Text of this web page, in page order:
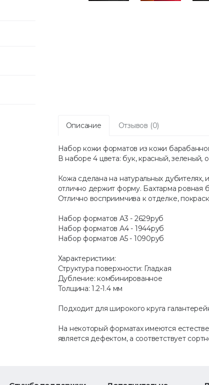
Описание Отзывов (0)
Набор кожи форматов из кожи
В наборе 4 цвета: бук, красный, зеленый,
Кожа сделана на натуральных
отлично держит форму. Бахтарма ровная
Отлично восприимчива к отделке,
Набор форматов А3 - 2629руб
Набор форматов А4 - 1944руб
Набор форматов А5 - 1090руб
Характеристики:
Структура поверхности: Гладкая
Дубление: комбинированное
Толщина: 1.2-1.4 мм
Подходит для широкого круга
На некоторый форматах имеются
является дефектом, а соответствует